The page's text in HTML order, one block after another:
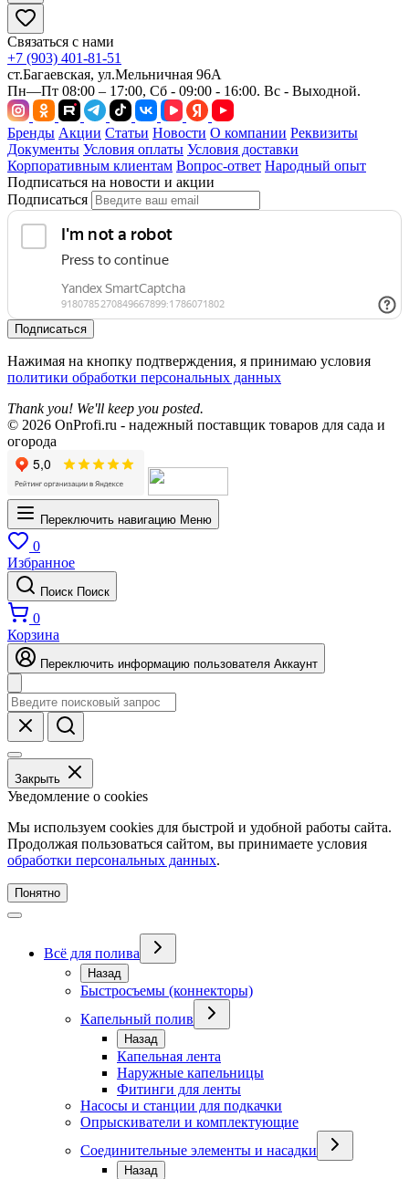
Связаться с нами
+7 (903) 401-81-51
ст.Багаевская, ул.Мельничная 96А
Пн—Пт 08:00 – 17:00, Сб - 09:00 - 16:00. Вс - Выходной.
Бренды Акции Статьи Новости О компании Реквизиты
Документы Условия оплаты Условия доставки
Корпоративным клиентам Вопрос-ответ Народный опыт
Подписаться на новости и акции
Подписаться
Подписаться
Нажимая на кнопку подтверждения, я принимаю условия
политики обработки персональных данных
Thank you! We'll keep you posted.
© 2026 OnProfi.ru - надежный поставщик товаров для сада и
огорода
Переключить навигацию Меню
0
Избранное
Поиск Поиск
0
Корзина
Переключить информацию пользователя Аккаунт
Закрыть
Уведомление о cookies
Мы используем cookies для быстрой и удобной работы сайта.
Продолжая пользоваться сайтом, вы принимаете условия
обработки персональных данных.
Понятно
Всё для полива
Назад
Быстросъемы (коннекторы)
Капельный полив
Назад
Капельная лента
Наружные капельницы
Фитинги для ленты
Насосы и станции для подкачки
Опрыскиватели и комплектующие
Соединительные элементы и насадки
Назад